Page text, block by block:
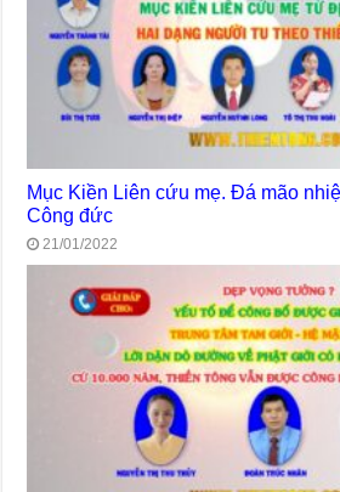
Mục Kiền Liên cứu mẹ. Đá mão
Công đức
21/01/2022